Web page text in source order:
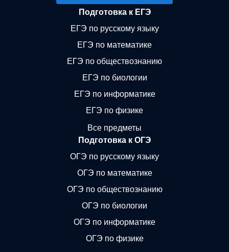
Подготовка к ЕГЭ
ЕГЭ по русскому языку
ЕГЭ по математике
ЕГЭ по обществознанию
ЕГЭ по биологии
ЕГЭ по информатике
ЕГЭ по физике
Все предметы
Подготовка к ОГЭ
ОГЭ по русскому языку
ОГЭ по математике
ОГЭ по обществознанию
ОГЭ по биологии
ОГЭ по информатике
ОГЭ по физике